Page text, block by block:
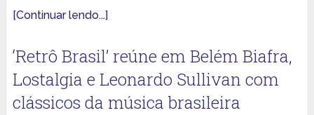
[Continuar lendo...]
‘Retrô Brasil’ reúne em Belém Biafra,
Lostalgia e Leonardo Sullivan com
clássicos da música brasileira